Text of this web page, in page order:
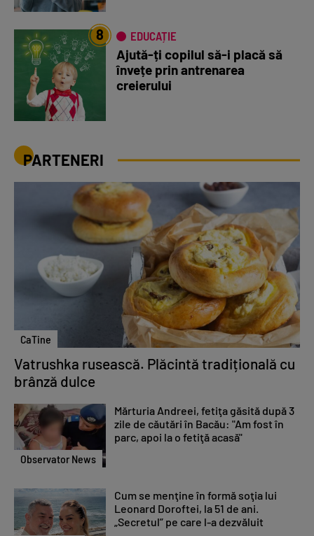
8 EDUCAȚIE
Ajută-ți copilul să-i placă să
învețe prin antrenarea
creierului
PARTENERI
CaTine
Vatrushka rusească. Plăcintă tradițională cu
brânză dulce
Observator News
Mărturia Andreei, fetiţa găsită după 3
zile de căutări în Bacău: "Am fost în
parc, apoi la o fetiţă acasă"
Cum se menţine în formă soţia lui
Leonard Doroftei, la 51 de ani.
„Secretul” pe care l-a dezvăluit